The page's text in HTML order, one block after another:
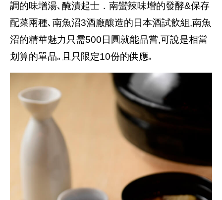
調的味增湯､醃漬起士．南蠻辣味增的發酵&保存
配菜兩種､南魚沼3酒廠釀造的日本酒試飲組,南魚
沼的精華魅力只需500日圓就能品嘗,可說是相當
划算的單品｡且只限定10份的供應｡